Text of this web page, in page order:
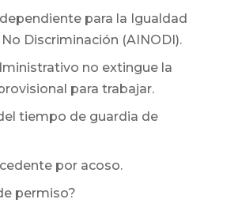
para la Igualdad
Discriminación (AINODI).
no extingue la
para trabajar.
tiempo de guardia de
por acoso.
permiso?